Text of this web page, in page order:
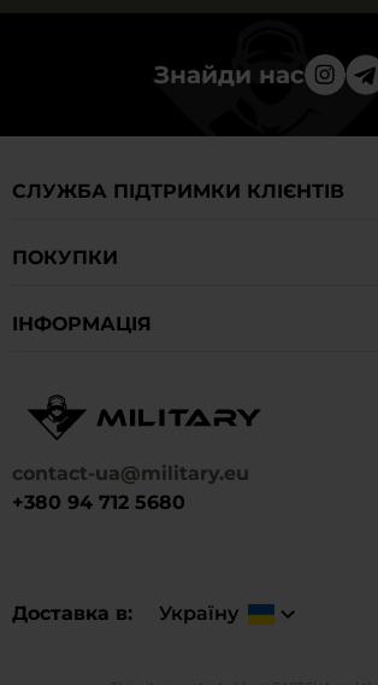
Знайди нас
contact-ua@military.eu
+380 94 712 5680
Доставка в Україну
СЛУЖБА ПІДТРИМКИ КЛІЄНТІВ
ПОКУПКИ
IНФОРМАЦІЯ